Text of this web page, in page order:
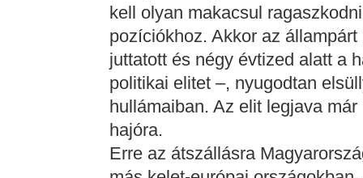
kell olyan makacsul
pozíciókhoz. Akkor az
juttatott és négy évtized alatt a
politikai elitet –, nyugodtan
hullámaiban. Az elit legjava
hajóra.
Erre az átszállásra